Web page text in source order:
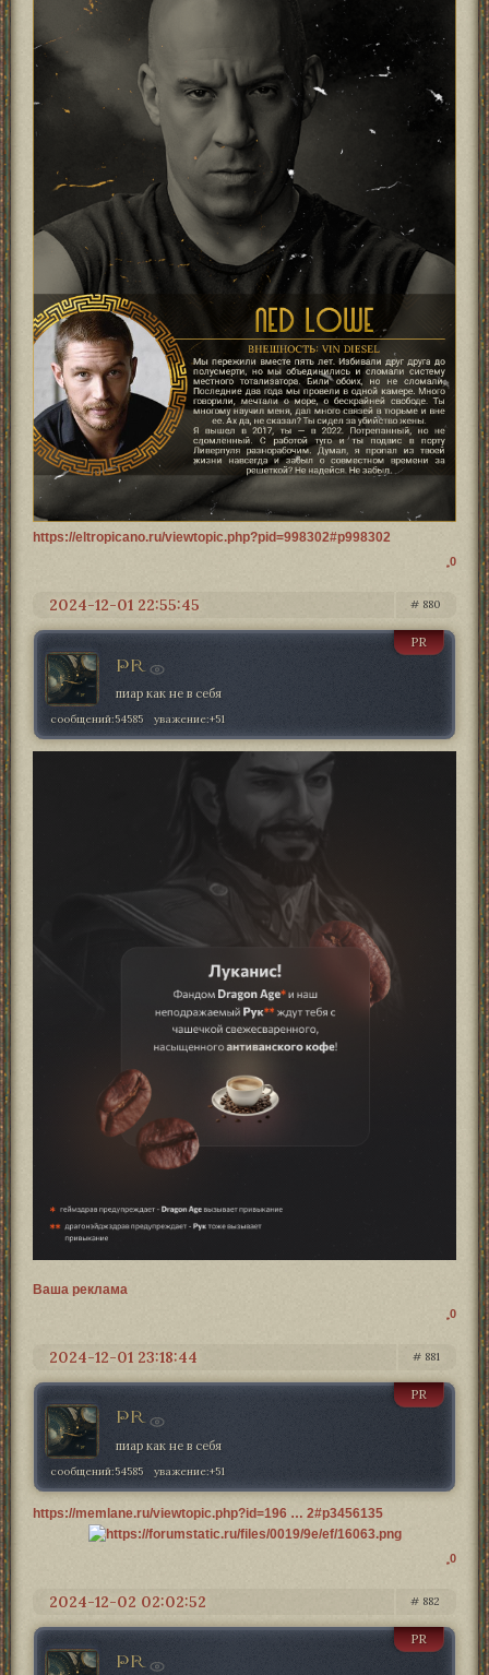
https://eltropicano.ru/viewtopic.php?pid=998302#p998302
0
880
2024-12-01 22:55:45
PR
PR
пиар как не в себя
сообщений:54585 уважение:+51
Ваша реклама
0
881
2024-12-01 23:18:44
PR
PR
пиар как не в себя
сообщений:54585 уважение:+51
https://memlane.ru/viewtopic.php?id=196 … 2#p3456135
0
882
2024-12-02 02:02:52
PR
PR